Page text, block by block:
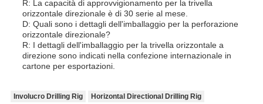
R: La capacità di approvvigionamento per la trivella
orizzontale direzionale è di 30 serie al mese.
D: Quali sono i dettagli dell'imballaggio per la perforazione
orizzontale direzionale?
R: I dettagli dell'imballaggio per la trivella orizzontale a
direzione sono indicati nella confezione internazionale in
cartone per esportazioni.
Involucro Drilling Rig
Horizontal Directional Drilling Rig